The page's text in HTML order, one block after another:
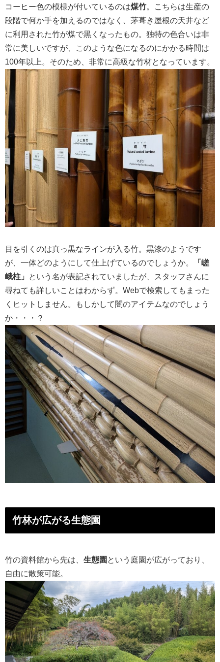
コーヒー色の模様が付いているのは煤竹。こちらは生産の
段階で何か手を加えるのではなく、茅葺き屋根の天井など
に利用された竹が煤で黒くなったもの。独特の色合いは非
常に美しいですが、このような色になるのにかかる時間は
100年以上。そのため、非常に高級な竹材となっています。
目を引くのは真っ黒なラインが入る竹。黒漆のようです
が、一体どのようにして仕上げているのでしょうか。
「嵯
峨柱」
という名が表記されていましたが、スタッフさんに
尋ねても詳しいことはわからず。Webで検索してもまった
くヒットしません。もしかして闇のアイテムなのでしょう
か・・・？
竹林が広がる生態園
竹の資料館から先は、 生態園 という庭園が広がっており、
自由に散策可能。